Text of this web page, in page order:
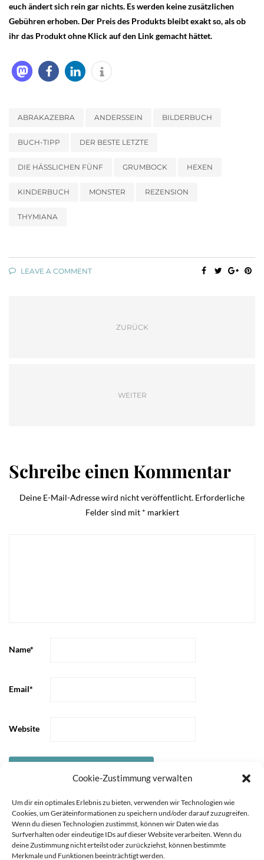
Cookie-Zustimmung verwalten
Um dir ein optimales Erlebnis zu bieten, verwenden wir Technologien wie
Cookies, um Geräteinformationen zu speichern und/oder darauf zuzugreifen.
Wenn du diesen Technologien zustimmst, können wir Daten wie das
Surfverhalten oder eindeutige IDs auf dieser Website verarbeiten. Wenn du
deine Zustimmung nicht erteilst oder zurückziehst, können bestimmte
Merkmale und Funktionen beeinträchtigt werden.
euch ändert sich rein gar nichts. Es werden keine zusätzlichen
Gebühren erhoben. Der Preis des Produkts bleibt exakt so, als ob
ihr das Produkt ohne Klick auf den Link gemacht hättet.
ABRAKAZEBRA ANDERSSEIN BILDERBUCH
BUCH-TIPP DER BESTE LETZTE
DIE HÄSSLICHEN FÜNF GRUMBOCK HEXEN
KINDERBUCH MONSTER REZENSION
THYMIANA
LEAVE A COMMENT
ZURÜCK
WEITER
Schreibe einen Kommentar
Deine E-Mail-Adresse wird nicht veröffentlicht. Erforderliche
Felder sind mit * markiert
Name*
Email*
Website